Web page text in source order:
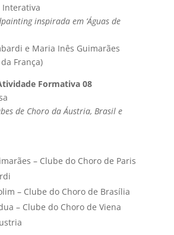
Interativa
inspirada em ‘Águas de
e Maria Inês Guimarães
França)
Formativa 08
de Choro da Áustria, Brasil e
– Clube do Choro de Paris
– Clube do Choro de Brasília
– Clube do Choro de Viena